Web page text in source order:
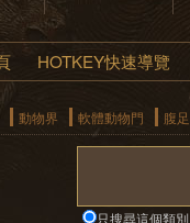
HOTKEY快速導覽
動物界 軟體動物門 腹
只搜尋這個類別